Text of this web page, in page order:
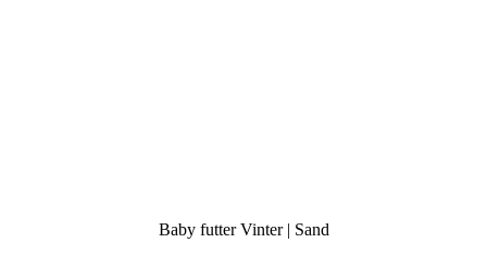
Baby futter Vinter | Sand